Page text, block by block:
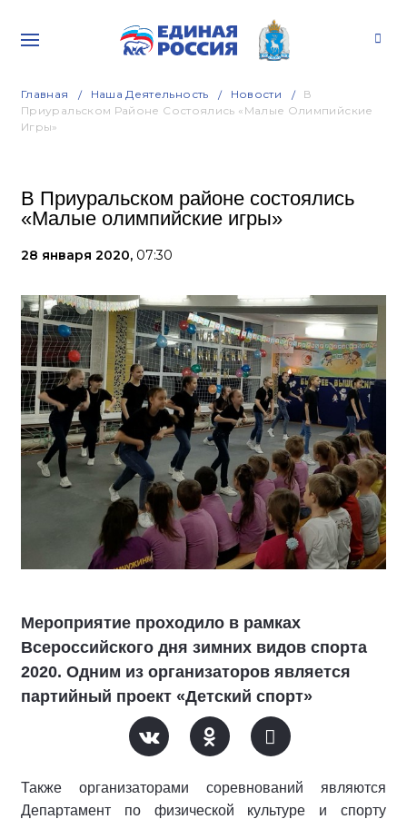
Главная Наша Деятельность Новости
В
Приуральском Районе Состоялись «Малые Олимпийские
Игры»
В Приуральском районе состоялись
«Малые олимпийские игры»
28 января 2020, 07:30
Мероприятие проходило в рамках
Всероссийского дня зимних видов спорта
2020. Одним из организаторов является
партийный проект «Детский спорт»
Также организаторами соревнований являются
Департамент по физической культуре и спорту